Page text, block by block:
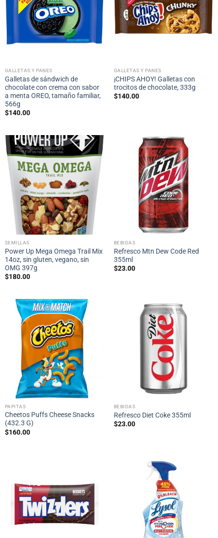
GALLETAS Y PANES
Galletas de sándwich de
chocolate con crema con sabor
a menta OREO, tamaño familiar,
566g
$140.00
GALLETAS Y PANES
¡CHIPS AHOY! Galletas con
trocitos de chocolate, 333g
$140.00
SEMILLAS
Power Up Mega Omega Trail Mix
14oz, sin gluten, vegano, sin
OMG 397g
$180.00
BEBIDAS
Refresco Mtn Dew Code Red
355ml
$23.00
PAPITAS
Cheetos Puffs Cheese Snacks
(432.3 G)
$160.00
BEBIDAS
Refresco Diet Coke 355ml
$23.00